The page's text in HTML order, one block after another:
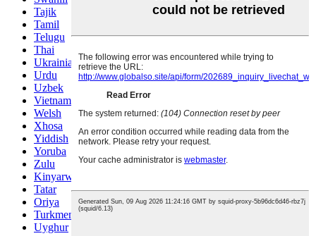
Tajik
Tamil
Telugu
Thai
Ukrainian
Urdu
Uzbek
Vietnamese
Welsh
Xhosa
Yiddish
Yoruba
Zulu
Kinyarwanda
Tatar
Oriya
Turkmen
Uyghur